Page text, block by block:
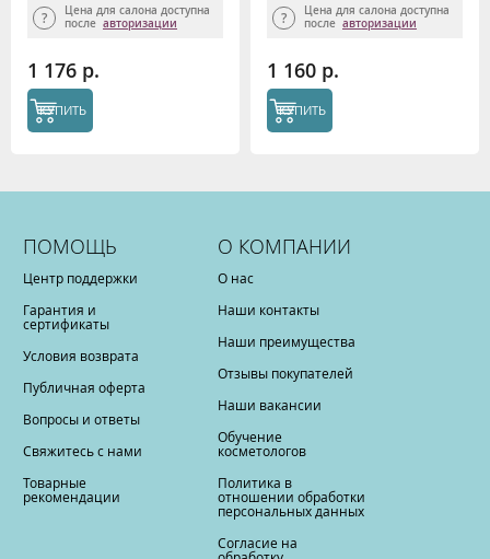
Цена для салона доступна
после авторизации
1 176 р.
КУПИТЬ
Цена для салона доступна
после авторизации
1 160 р.
КУПИТЬ
ПОМОЩЬ
Центр поддержки
Гарантия и
сертификаты
Условия возврата
Публичная оферта
Вопросы и ответы
Свяжитесь с нами
Товарные
рекомендации
О КОМПАНИИ
О нас
Наши контакты
Наши преимущества
Отзывы покупателей
Наши вакансии
Обучение
косметологов
Политика в
отношении обработки
персональных данных
Согласие на